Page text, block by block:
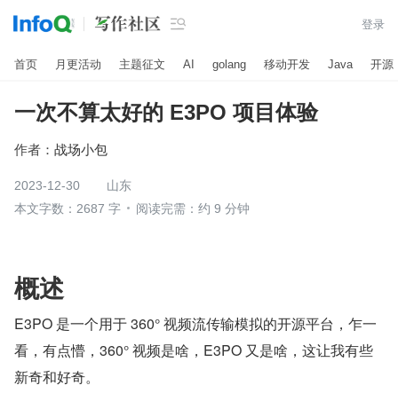
 登录
首页 月更活动 主题征文 AI golang 移动开发 Java 开源
一次不算太好的 E3PO 项目体验
作者： 战场小包
2023-12-30
山东
本文字数：2687 字
阅读完需：约 9 分钟
概述
E3PO 是一个用于 360° 视频流传输模拟的开源平台，乍一
看，有点懵，360° 视频是啥，E3PO 又是啥，这让我有些
新奇和好奇。